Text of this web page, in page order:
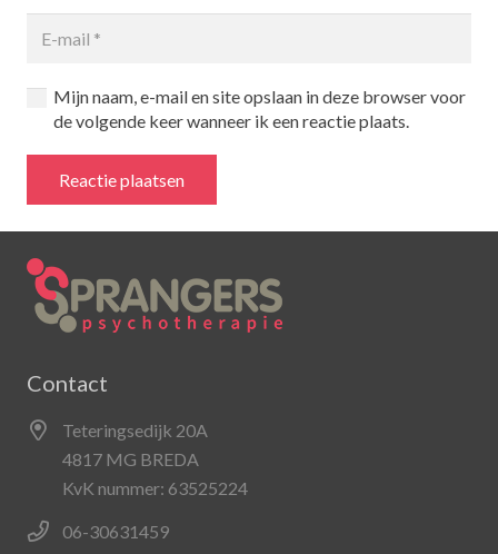
Mijn naam, e-mail en site opslaan in deze browser voor
de volgende keer wanneer ik een reactie plaats.
Reactie plaatsen
Contact
Teteringsedijk 20A
4817 MG BREDA
KvK nummer: 63525224
06-30631459